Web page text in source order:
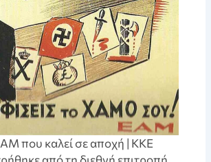
που καλεί σε αποχή | ΚΚΕ